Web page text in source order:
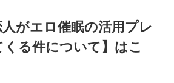
人がエロ催眠の活用プレ
る件について】はこ